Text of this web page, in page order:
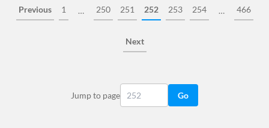
Previous 1 … 250 251 252 253 254 … 466
Next
Jump to page Go